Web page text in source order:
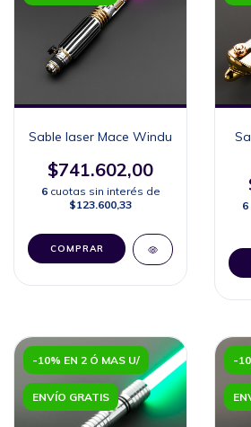
Sable laser Mace Windu
$741.602,00
6 cuotas sin interés de
$123.600,33
COMPRAR
6
-10% EN 2 Ó MAS U/
ENVÍO GRATIS
-